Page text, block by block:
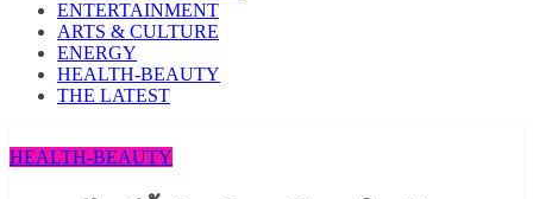
ENTERTAINMENT
ARTS & CULTURE
ENERGY
HEALTH​-BEAUTY
THE LATEST
HEALTH​-BEAUTY